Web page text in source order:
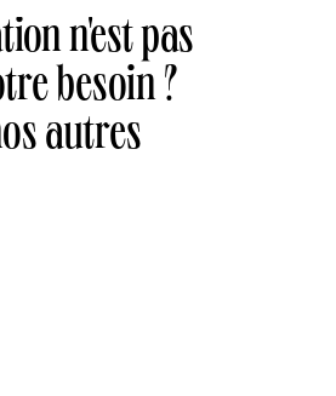
n'est pas
besoin ?
autres